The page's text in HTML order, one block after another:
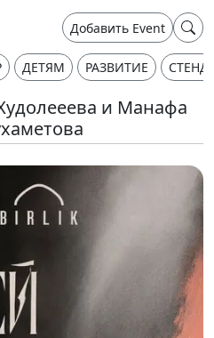
Добавить Event
ДЕТЯМ РАЗВИТИЕ
и Манафа